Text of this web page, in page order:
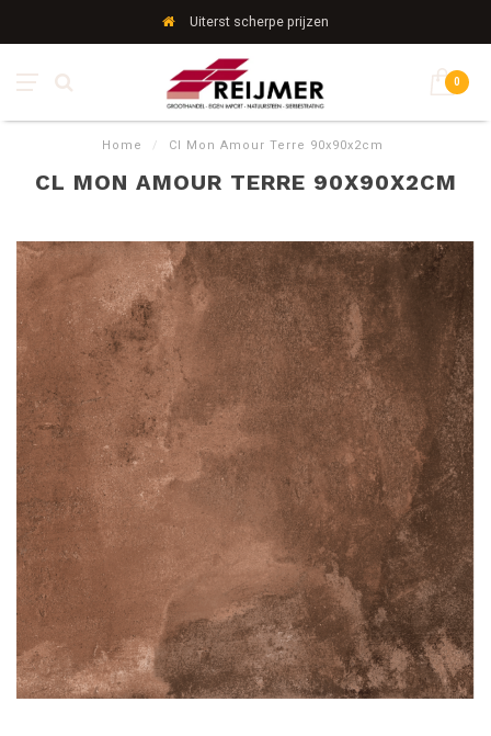
Uiterst scherpe prijzen
0
Home / Cl Mon Amour Terre 90x90x2cm
CL MON AMOUR TERRE 90X90X2CM